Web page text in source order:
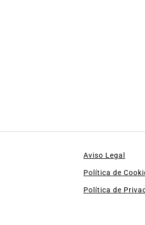
Aviso Legal
Política de
Política de